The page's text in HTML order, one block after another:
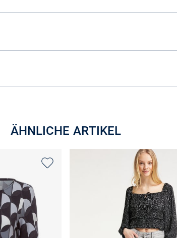
ÄHNLICHE ARTIKEL